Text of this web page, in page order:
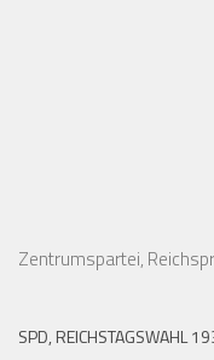
Zentrumspartei,
SPD, REICHSTAGSWAHL